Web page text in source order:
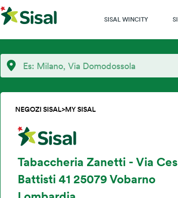
SISAL WINCITY
NEGOZI SISAL>MY SISAL
Tabaccheria Zanetti - Via
Battisti 41 25079 Vobarno